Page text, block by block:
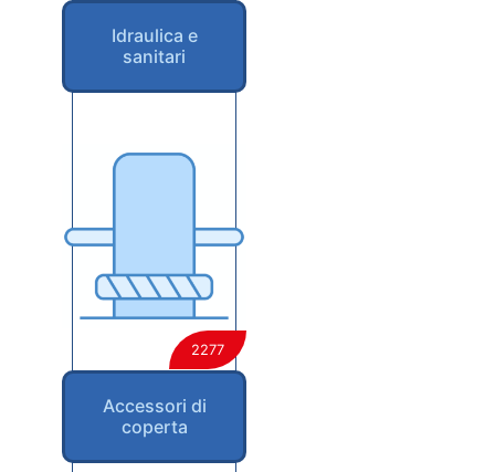
Idraulica e
sanitari
2277
Accessori di
coperta